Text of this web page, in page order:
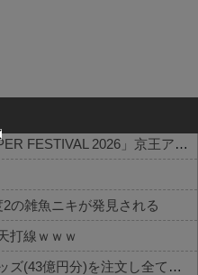
疑惑か
【ライブ】 「IDOL WORLD SUPER FESTIVAL 2026」京王アリーナTOKYO開催決定
2の雑魚ニキが発見される
打線ｗｗｗ
【悲報】 週間少年ジャンプのグッズ(43億円分)を注文し全てキャンセルした女逮捕ｗｗｗｗｗｗｗｗ